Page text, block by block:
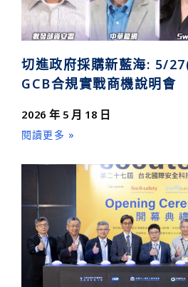
切進政府採購新藍海: 5/
GCB合規實戰商機說明會
2026 年 5 月 18 日
閱讀更多 »